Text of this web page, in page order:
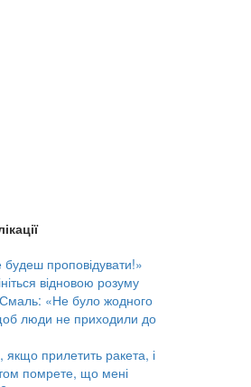
проповідувати!»
відновою розуму
«Не було жодного
люди не приходили до
прилетить ракета, і
помрете, що мені